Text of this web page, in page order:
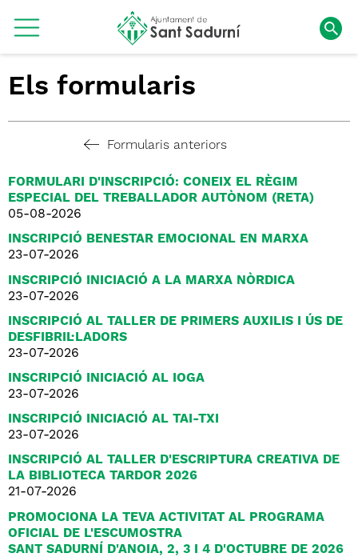
Els formularis
Formularis anteriors
FORMULARI D'INSCRIPCIÓ: CONEIX EL RÈGIM
ESPECIAL DEL TREBALLADOR AUTÒNOM (RETA)
05-08-2026
INSCRIPCIÓ BENESTAR EMOCIONAL EN MARXA
23-07-2026
INSCRIPCIÓ INICIACIÓ A LA MARXA NÒRDICA
23-07-2026
INSCRIPCIÓ AL TALLER DE PRIMERS AUXILIS I ÚS DE
DESFIBRIL·LADORS
23-07-2026
INSCRIPCIÓ INICIACIÓ AL IOGA
23-07-2026
INSCRIPCIÓ INICIACIÓ AL TAI-TXI
23-07-2026
INSCRIPCIÓ AL TALLER D'ESCRIPTURA CREATIVA DE
LA BIBLIOTECA TARDOR 2026
21-07-2026
PROMOCIONA LA TEVA ACTIVITAT AL PROGRAMA
OFICIAL DE L'ESCUMOSTRA
SANT SADURNÍ D'ANOIA, 2, 3 I 4 D'OCTUBRE DE 2026